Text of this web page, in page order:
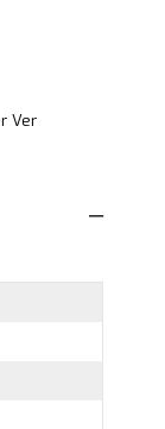
Ver